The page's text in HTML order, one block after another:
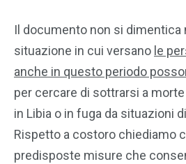
Il documento non si dimentica
situazione in cui versano le
anche in questo periodo
per cercare di sottrarsi a
in Libia o in fuga da situazioni
Rispetto a costoro chiediamo
predisposte misure che